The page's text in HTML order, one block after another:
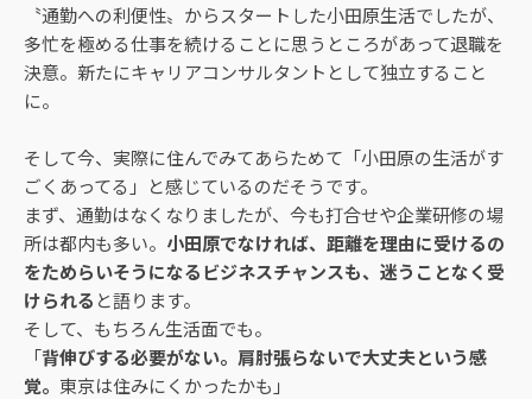
〝通勤への利便性〟からスタートした小田原生活でしたが、
多忙を極める仕事を続けることに思うところがあって退職を
決意。新たにキャリアコンサルタントとして独立すること
に。
そして今、実際に住んでみてあらためて「小田原の生活がす
ごくあってる」と感じているのだそうです。
まず、通勤はなくなりましたが、今も打合せや企業研修の場
所は都内も多い。 小田原でなければ、距離を理由に受けるの
をためらいそうになるビジネスチャンスも、迷うことなく受
けられる と語ります。
そして、もちろん生活面でも。
「背伸びする必要がない。肩肘張らないで大丈夫という感
覚。 東京は住みにくかったかも」